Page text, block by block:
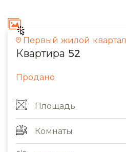
Первый жилой квартал
Квартира 52
Продано
Площадь
Комнаты